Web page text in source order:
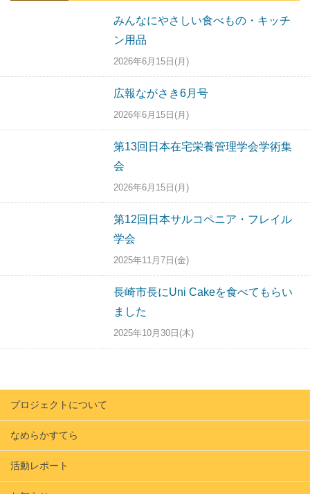
みんなにやさしい食べもの・キッチ
ン用品
2026年6月15日(月)
広報ながさき6月号
2026年6月15日(月)
第13回日本在宅栄養管理学会学術集
会
2026年6月15日(月)
第12回日本サルコペニア・フレイル
学会
2025年11月7日(金)
長崎市長にUni Cakeを食べてもらい
ました
2025年10月30日(木)
プロジェクトについて
なめらかすてら
活動レポート